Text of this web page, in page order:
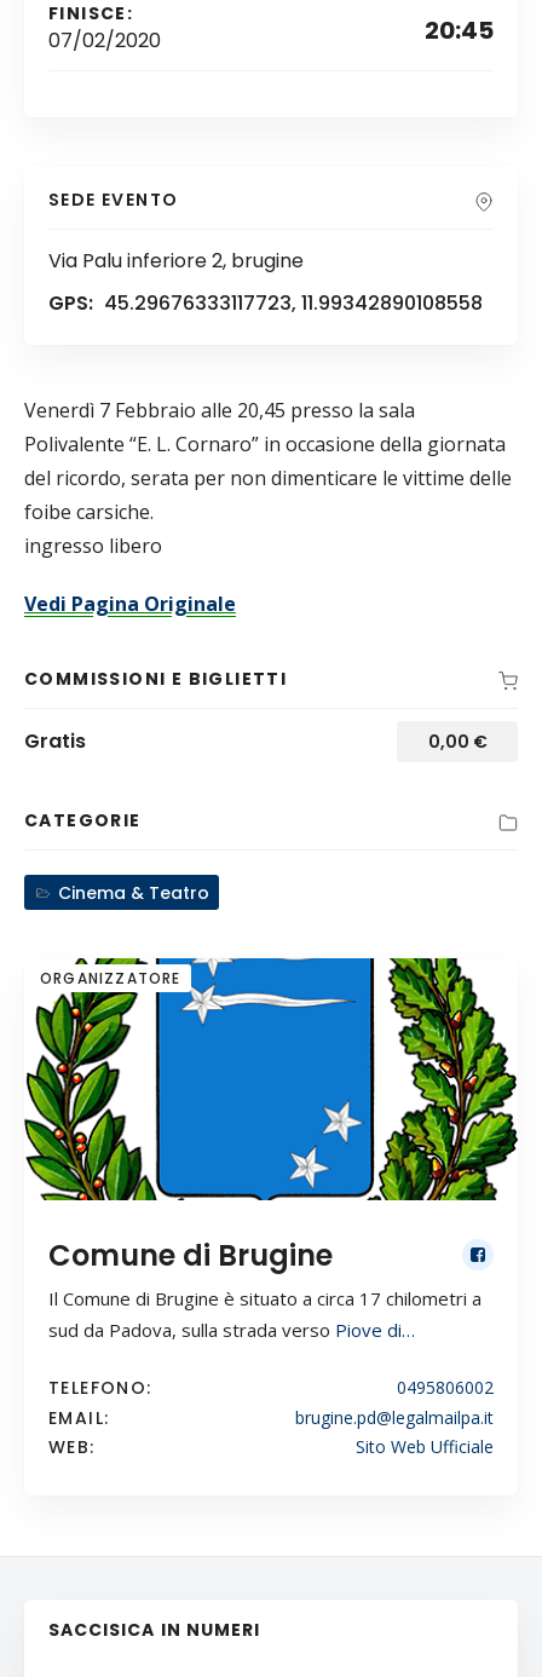
FINISCE:
07/02/2020 20:45
SEDE EVENTO
Via Palu inferiore 2, brugine
GPS: 45.29676333117723, 11.99342890108558
Venerdì 7 Febbraio alle 20,45 presso la sala
Polivalente “E. L. Cornaro” in occasione della giornata
del ricordo, serata per non dimenticare le vittime delle
foibe carsiche.
ingresso libero
Vedi Pagina Originale
COMMISSIONI E BIGLIETTI
Gratis 0,00 €
CATEGORIE
Cinema & Teatro
ORGANIZZATORE
Comune di Brugine
Il Comune di Brugine è situato a circa 17 chilometri a
sud da Padova, sulla strada verso Piove di…
TELEFONO: 0495806002
EMAIL: brugine.pd@legalmailpa.it
WEB: Sito Web Ufficiale
SACCISICA IN NUMERI